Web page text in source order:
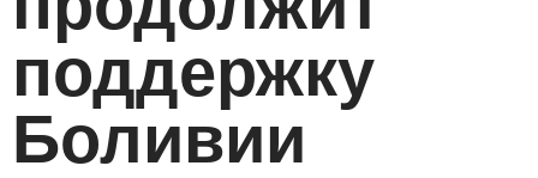
поддержку
Боливии